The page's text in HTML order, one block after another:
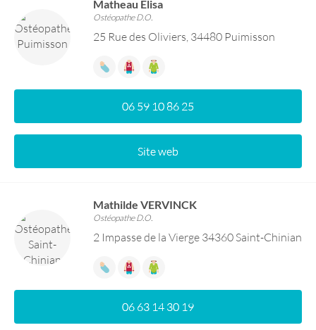
Matheau Elisa
Ostéopathe D.O.
25 Rue des Oliviers, 34480 Puimisson
06 59 10 86 25
Site web
Mathilde VERVINCK
Ostéopathe D.O.
2 Impasse de la Vierge 34360 Saint-Chinian
06 63 14 30 19